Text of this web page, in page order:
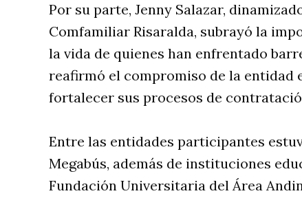
Por su parte, Jenny Salazar,
Comfamiliar Risaralda, subrayó la
la vida de quienes han enfrentado
reafirmó el compromiso de la entidad
fortalecer sus procesos de
Entre las entidades participantes
Megabús, además de instituciones
Fundación Universitaria del Área